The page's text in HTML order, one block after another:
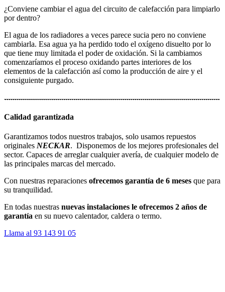
¿Conviene cambiar el agua del circuito de calefacción para limpiarlo
por dentro?
El agua de los radiadores a veces parece sucia pero no conviene
cambiarla. Esa agua ya ha perdido todo el oxígeno disuelto por lo
que tiene muy limitada el poder de oxidación. Si la cambiamos
comenzaríamos el proceso oxidando partes interiores de los
elementos de la calefacción así como la producción de aire y el
consiguiente purgado.
Calidad garantizada
Garantizamos todos nuestros trabajos, solo usamos repuestos
originales NECKAR. Disponemos de los mejores profesionales del
sector. Capaces de arreglar cualquier avería, de cualquier modelo de
las principales marcas del mercado.
Con nuestras reparaciones ofrecemos garantía de 6 meses que para
su tranquilidad.
En todas nuestras nuevas instalaciones le ofrecemos 2 años de
garantía en su nuevo calentador, caldera o termo.
Llama al 93 143 91 05